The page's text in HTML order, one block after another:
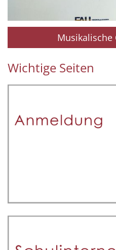
Musikalische
Wichtige Seiten